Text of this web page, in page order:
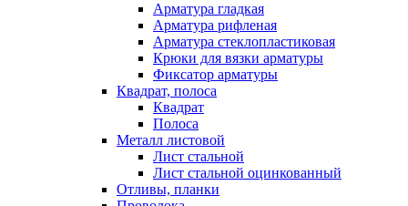
Арматура гладкая
Арматура рифленая
Арматура стеклопластиковая
Крюки для вязки арматуры
Фиксатор арматуры
Квадрат, полоса
Квадрат
Полоса
Металл листовой
Лист стальной
Лист стальной оцинкованный
Отливы, планки